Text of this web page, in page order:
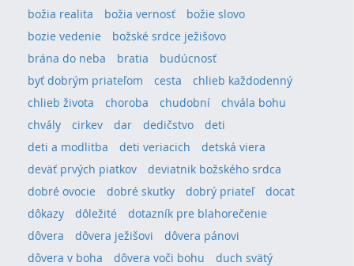
božia realita
božia vernosť
božie slovo
bozie vedenie
božské srdce ježišovo
brána do neba
bratia
budúcnosť
byť dobrým priateľom
cesta
chlieb každodenný
chlieb života
choroba chudobní
chvála bohu
chvály
cirkev dar dedičstvo
deti
deti a modlitba
deti veriacich
detská viera
deväť prvých piatkov
deviatnik božského srdca
dobré ovocie
dobré skutky dobrý priateľ
docat
dôkazy
dôležité
dotazník pre blahorečenie
dôvera
dôvera ježišovi
dôvera pánovi
dôvera v boha
dôvera voči bohu
duch svätý